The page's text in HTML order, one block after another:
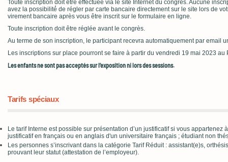
Toute inscription doit être effectuée via le site Internet du congrès. Aucune
avez la possibilité́ de régler par carte bancaire directement sur le site lors de
virement bancaire après vous être inscrit sur le formulaire en ligne.
Toute inscription doit être réglée avant le congrès.
Au terme de son inscription, le participant recevra automatiquement par email
Les inscriptions sur place pourront se faire à partir du vendredi 19 mai 2023 au
Les enfants ne sont pas acceptés sur l’exposition ni lors des sessions.
Tarifs spéciaux
Le tarif Interne est possible sur présentation d’un justificatif si vous
justificatif en français ou en anglais d'un universitaire français ; étudiant non
Les personnes s’inscrivant dans la catégorie Tarif Réduit : assistant(e)s,
prouvant leur statut (attestation de l’employeur).